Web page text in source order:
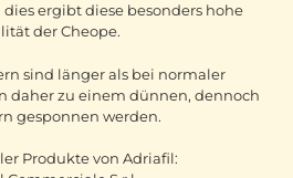
dies ergibt diese besonders hohe
der Cheope.
sind länger als bei normaler
daher zu einem dünnen, dennoch
gesponnen werden.
Produkte von Adriafil: